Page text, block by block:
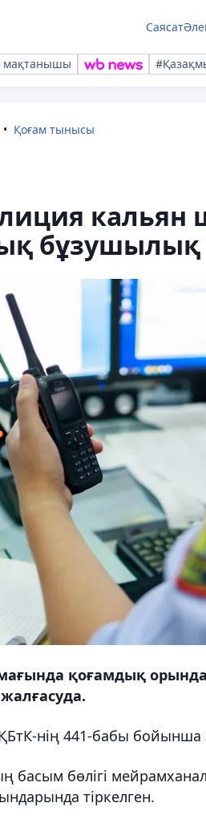
Саясат
мақтанышы
Қоғам тынысы
кальян
бұзушылық
қоғамдық
нің 441-бабы бойынша
басым бөлігі
тіркелген.